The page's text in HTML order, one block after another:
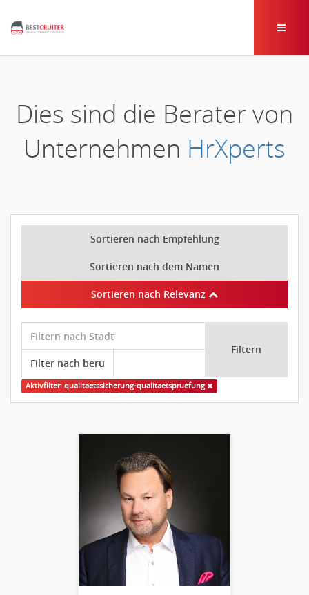
Dies sind die Berater von
Unternehmen HrXperts
Sortieren nach Empfehlung
Sortieren nach dem Namen
Sortieren nach Relevanz
Filtern
Aktivfilter: qualitaetssicherung-qualitaetspruefung